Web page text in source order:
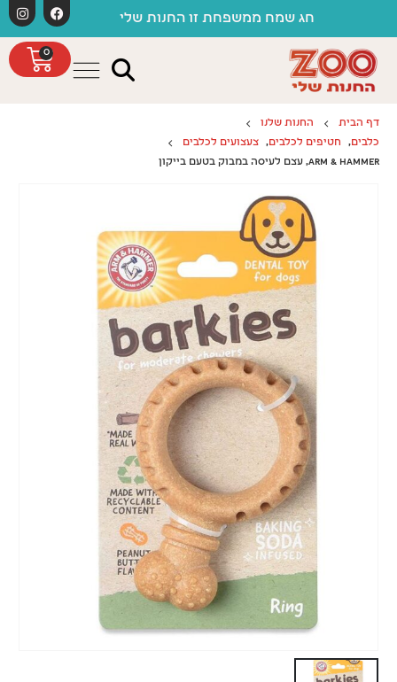
חג שמח ממשפחת זו החנות שלי משלוחים
0
דף הבית
החנות שלנו
כלבים, חטיפים לכלבים,
צעצועים לכלבים
ARM & HAMMER, עצם לעיסה במבוק בטעם בייקון